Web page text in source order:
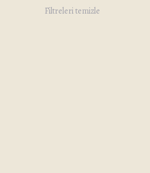
Filtreleri temizle